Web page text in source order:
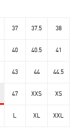
37 37.5 38
40 40.5 41
43 44 44.5
47 XXS XS
L XL XXL